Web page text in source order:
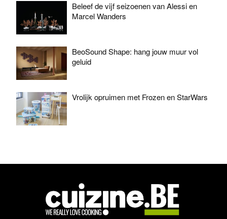
Beleef de vijf seizoenen van Alessi en
Marcel Wanders
BeoSound Shape: hang jouw muur vol
geluid
Vrolijk opruimen met Frozen en StarWars